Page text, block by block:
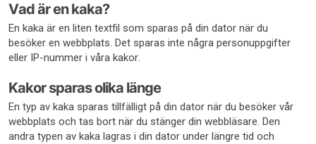
Vad är en kaka?
En kaka är en liten textfil som sparas på din dator när du
besöker en webbplats. Det sparas inte några personuppgifter
eller IP-nummer i våra kakor.
Kakor sparas olika länge
En typ av kaka sparas tillfälligt på din dator när du besöker vår
webbplats och tas bort när du stänger din webbläsare. Den
andra typen av kaka lagras i din dator under längre tid och